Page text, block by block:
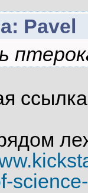
Pavel